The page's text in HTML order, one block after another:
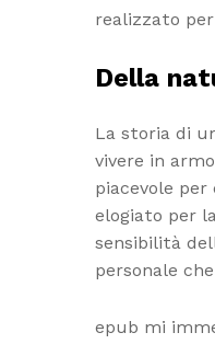
realizzato
Della
La storia di
vivere in
piacevole
elogiato per
sensibilità
personale
epub mi